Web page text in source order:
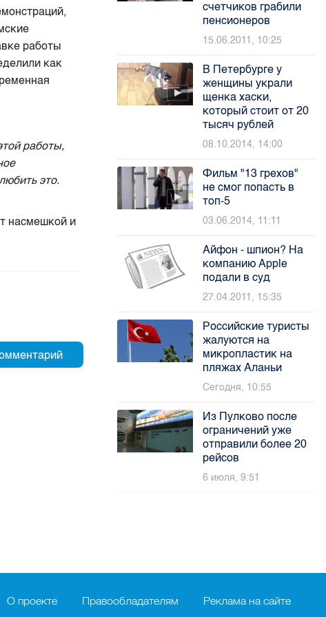
работы
как
работы,
это.
насмешкой и
счетчиков грабили
пенсионеров
15.06.2011, 10:25
В Петербурге у
женщины украли
щенка хаски,
который стоит от 20
тысяч рублей
08.10.2014, 14:00
Фильм "13 грехов"
не смог попасть в
топ-5
03.06.2014, 11:11
Айфон - шпион? На
компанию Apple
подали в суд
27.04.2011, 15:35
Российские туристы
жалуются на
микропластик на
пляжах Аланьи
Сегодня, 10:55
Из Пулково после
ограничений уже
отправили более 20
рейсов
6 июля, 9:51
О проекте Правообладателям Реклама на сайте